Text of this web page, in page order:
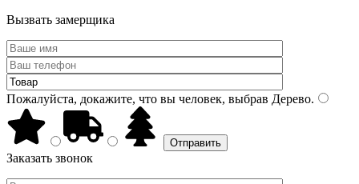
Вызвать замерщика
Пожалуйста, докажите, что вы человек, выбрав Дерево.
Заказать звонок